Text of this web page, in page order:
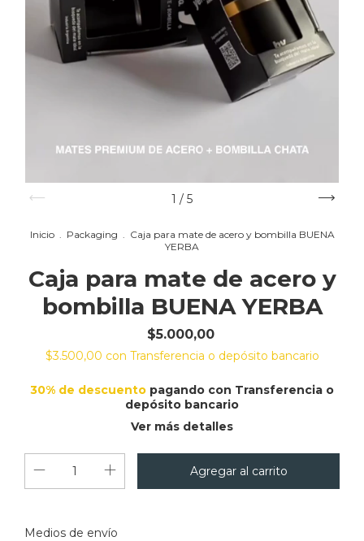
1 / 5
Inicio Packaging
Caja para mate de acero y bombilla BUENA
YERBA
Caja para mate de acero y
bombilla BUENA YERBA
$5.000,00
$3.500,00 con Transferencia o depósito bancario
30% de descuento pagando con Transferencia o
depósito bancario
Ver más detalles
Entregas para el CP:
Medios de envío